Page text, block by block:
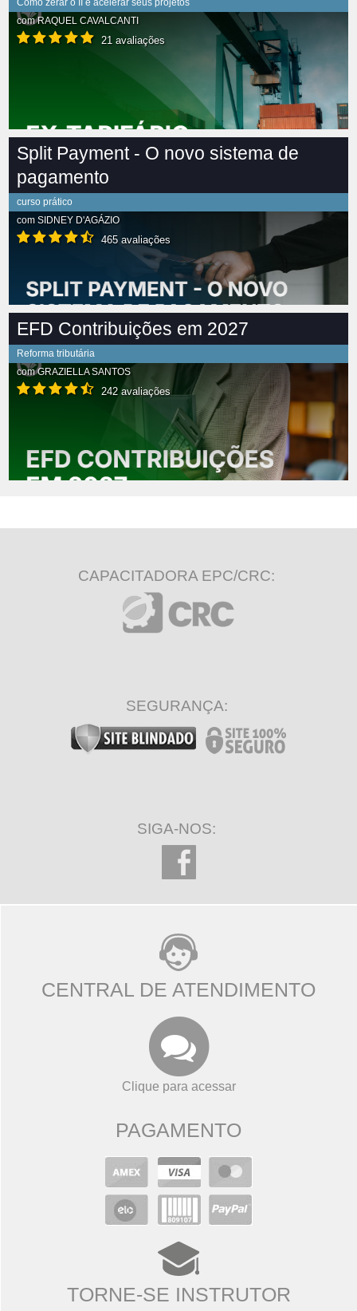
Como zerar o II e acelerar seus projetos
comRAQUEL CAVALCANTI
21 avaliações
Split Payment - O novo sistema de
pagamento
curso prático
com SIDNEY D'AGÁZIO
465 avaliações
EFD Contribuições em 2027
Reforma tributária
comGRAZIELLA SANTOS
242 avaliações
CAPACITADORA EPC/CRC:
SEGURANÇA:
SIGA-NOS:
CENTRAL DE ATENDIMENTO
Clique para acessar
PAGAMENTO
TORNE-SE INSTRUTOR